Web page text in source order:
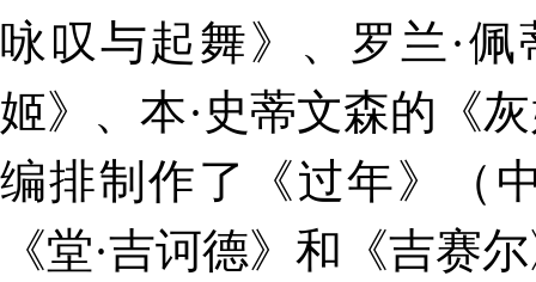
咏叹与起舞》、罗兰·
姬》、本·史蒂文森的《
编排制作了《过年》（
《堂·吉诃德》和《吉赛